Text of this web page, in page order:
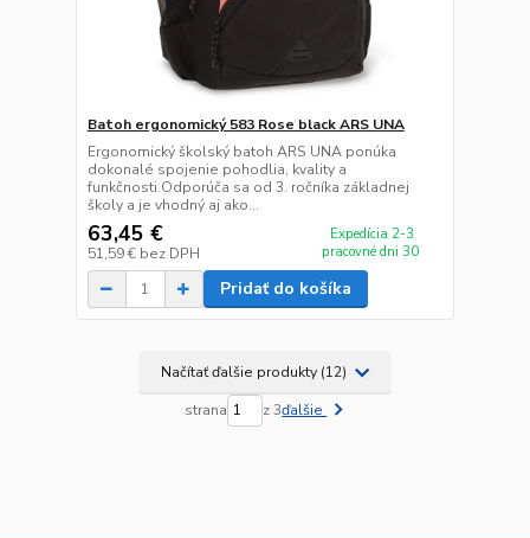
Batoh ergonomický 583 Rose black ARS UNA
Ergonomický školský batoh ARS UNA ponúka
dokonalé spojenie pohodlia, kvality a
funkčnosti.Odporúča sa od 3. ročníka základnej
školy a je vhodný aj ako...
63,45 €
51,59 € bez DPH
Expedícia 2-3
pracovné dni 30
Pridať do košíka
Načítať ďalšie produkty (12)
strana z 3ďalšie